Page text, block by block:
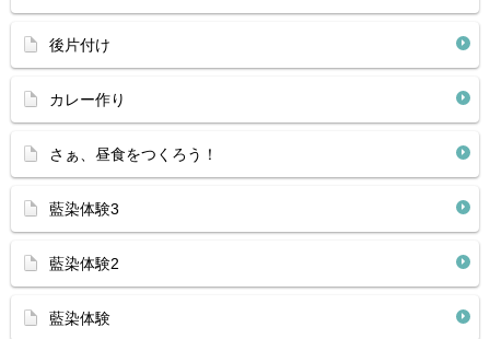
後片付け
カレー作り
さぁ、昼食をつくろう！
藍染体験3
藍染体験2
藍染体験